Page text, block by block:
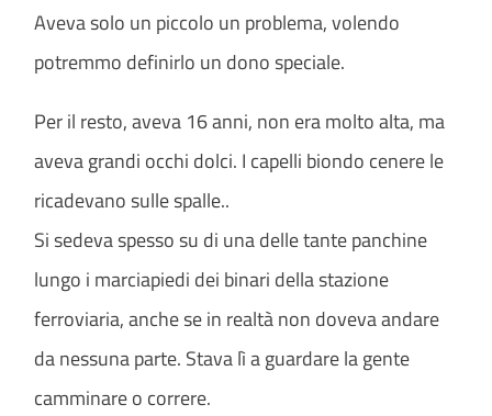
Aveva solo un piccolo un problema, volendo
potremmo definirlo un dono speciale.
Per il resto, aveva 16 anni, non era molto alta, ma
aveva grandi occhi dolci. I capelli biondo cenere le
ricadevano sulle spalle..
Si sedeva spesso su di una delle tante panchine
lungo i marciapiedi dei binari della stazione
ferroviaria, anche se in realtà non doveva andare
da nessuna parte. Stava lì a guardare la gente
camminare o correre.